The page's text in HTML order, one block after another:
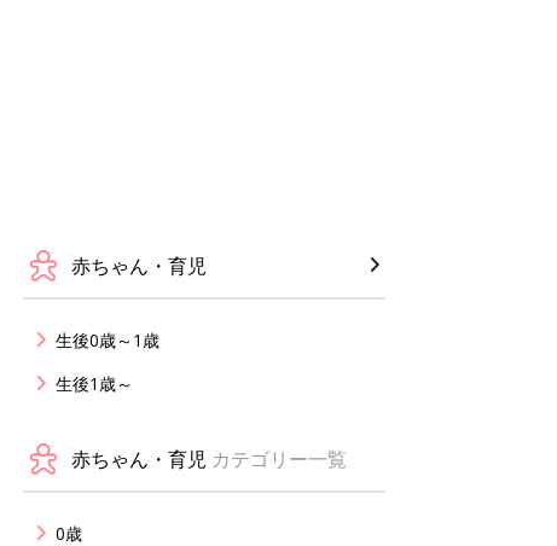
赤ちゃん・育児
生後0歳～1歳
生後1歳～
赤ちゃん・育児 カテゴリー一覧
0歳